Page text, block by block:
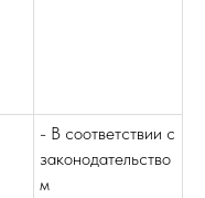
- В соответствии с
законодательство
м